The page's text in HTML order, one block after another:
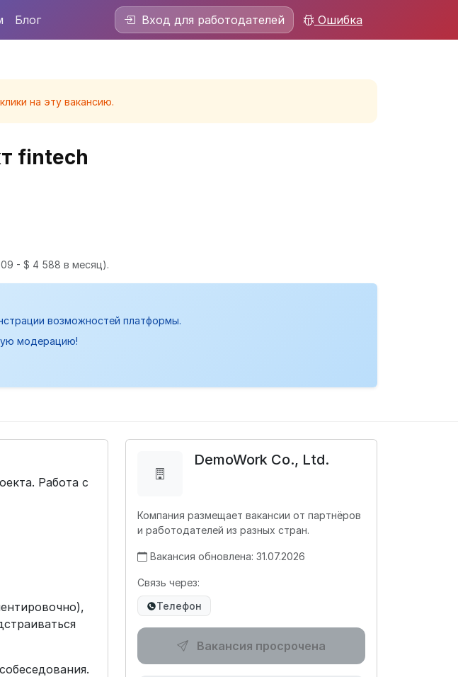
Блог Вход для работодателей Ошибка
на эту вакансию.
fintech
- $ 4 588 в месяц).
возможностей платформы.
модерацию!
Работа с
DemoWork Co., Ltd.
Компания размещает вакансии от партнёров
и работодателей из разных стран.
Вакансия обновлена: 31.07.2026
Связь через:
Телефон
Вакансия просрочена